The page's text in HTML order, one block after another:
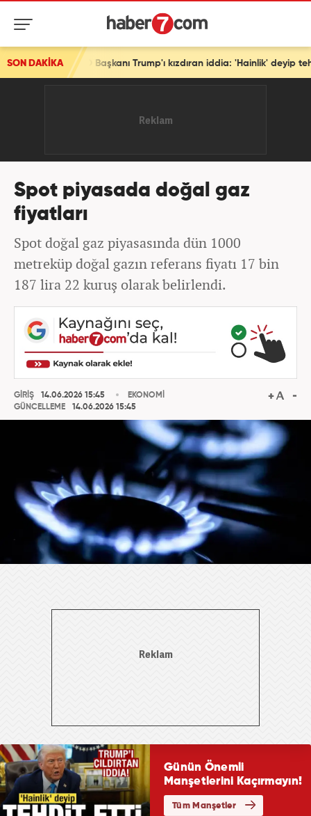
SON DAKİKA
ABD Başkanı Trump'ı kızdıran iddia: 'Hainlik' deyip tehdit etti
Spot piyasada doğal gaz
fiyatları
Spot doğal gaz piyasasında dün 1000
metreküp doğal gazın referans fiyatı 17 bin
187 lira 22 kuruş olarak belirlendi.
GİRİŞ
14.06.2026 15:45
GÜNCELLEME
14.06.2026 15:45
EKONOMİ